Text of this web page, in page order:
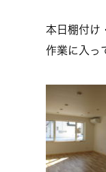
本日棚付け
作業に入っ